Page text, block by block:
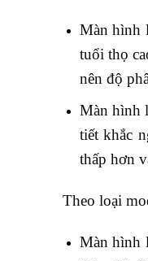
Màn hình
tuổi thọ
nên độ
Màn hình
tiết khắc
thấp hơn
Theo loại
Màn hình